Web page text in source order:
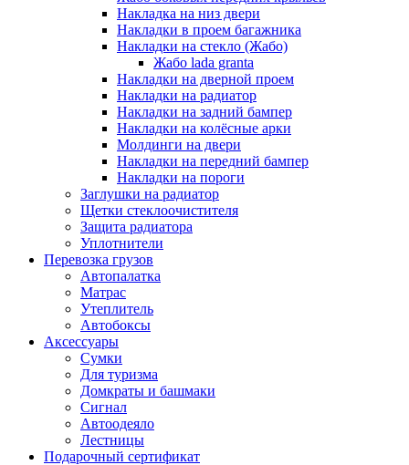
Накладка на низ двери
Накладки в проем багажника
Накладки на стекло (Жабо)
Жабо lada granta
Накладки на дверной проем
Накладки на радиатор
Накладки на задний бампер
Накладки на колёсные арки
Молдинги на двери
Накладки на передний бампер
Накладки на пороги
Заглушки на радиатор
Щетки стеклоочистителя
Защита радиатора
Уплотнители
Перевозка грузов
Автопалатка
Матрас
Утеплитель
Автобоксы
Аксессуары
Сумки
Для туризма
Домкраты и башмаки
Сигнал
Автоодеяло
Лестницы
Подарочный сертификат